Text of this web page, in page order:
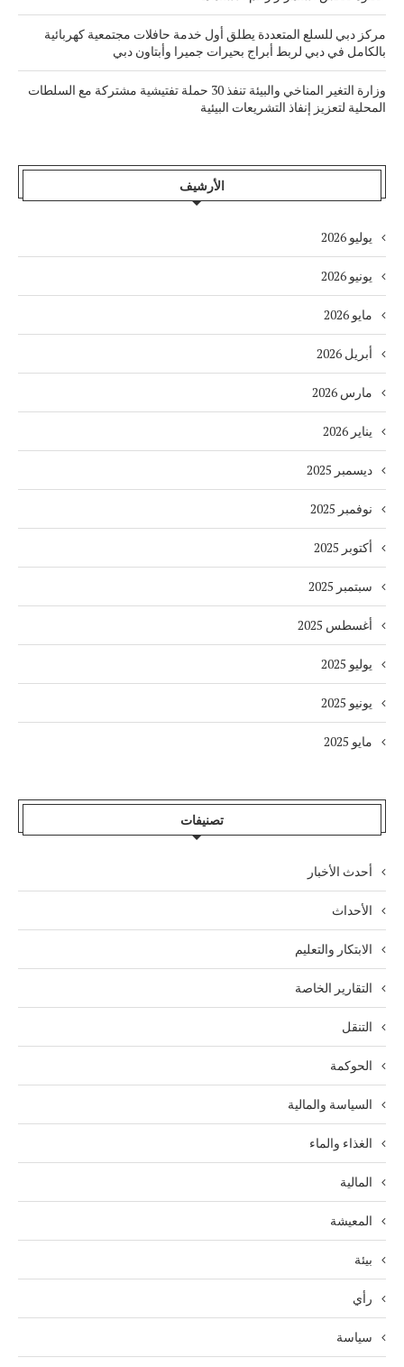
مركز دبي للسلع المتعددة يطلق أول خدمة حافلات مجتمعية كهربائية
بالكامل في دبي لربط أبراج بحيرات جميرا وأبتاون دبي
وزارة التغير المناخي والبيئة تنفذ 30 حملة تفتيشية مشتركة مع السلطات
المحلية لتعزيز إنفاذ التشريعات البيئية
الأرشيف
يوليو 2026
يونيو 2026
مايو 2026
أبريل 2026
مارس 2026
يناير 2026
ديسمبر 2025
نوفمبر 2025
أكتوبر 2025
سبتمبر 2025
أغسطس 2025
يوليو 2025
يونيو 2025
مايو 2025
تصنيفات
أحدث الأخبار
الأحداث
الابتكار والتعليم
التقارير الخاصة
التنقل
الحوكمة
السياسة والمالية
الغذاء والماء
المالية
المعيشة
بيئة
رأي
سياسة